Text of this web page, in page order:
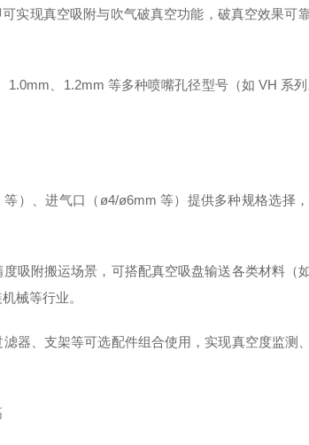
实现真空吸附与吹气破真空功能，破真空效果可
1.0mm、1.2mm 等多种喷嘴孔径型号（如 VH 系
）、进气口（ø4/ø6mm 等）提供多种规格选择
吸附搬运场景，可搭配真空吸盘输送各类材料（
械等行业。
器、支架等可选配件组合使用，实现真空度监测